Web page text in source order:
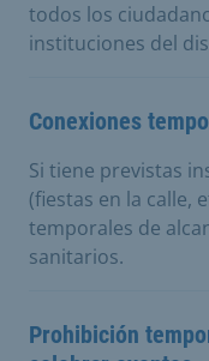
todos los
instituciones del
Conexiones
Si tiene previstas
(fiestas en la calle,
temporales de
sanitarios.
Prohibición